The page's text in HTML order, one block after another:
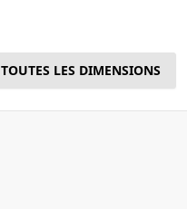
TOUTES LES DIMENSIONS